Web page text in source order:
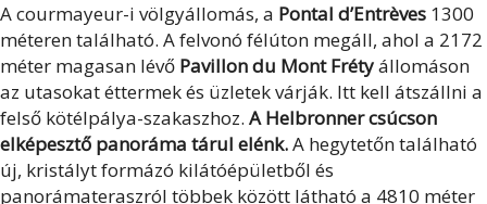
A courmayeur-i völgyállomás, a Pontal d’Entrèves 1300
méteren található. A felvonó félúton megáll, ahol a 2172
méter magasan lévő Pavillon du Mont Frétyállomáson
az utasokat éttermek és üzletek várják. Itt kell átszállni a
felső kötélpálya-szakaszhoz. A Helbronner csúcson
elképesztő panoráma tárul elénk.A hegytetőn található
új, kristályt formázó kilátóépületből és
panorámateraszról többek között látható a 4810 méter